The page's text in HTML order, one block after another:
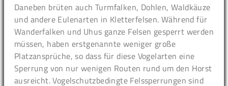
Daneben brüten auch Turmfalken, Dohlen, Waldkäuze
und andere Eulenarten in Kletterfelsen. Während für
Wanderfalken und Uhus ganze Felsen gesperrt werden
müssen, haben erstgenannte weniger große
Platzansprüche, so dass für diese Vogelarten eine
Sperrung von nur wenigen Routen rund um den Horst
ausreicht. Vogelschutzbedingte Felssperrungen sind